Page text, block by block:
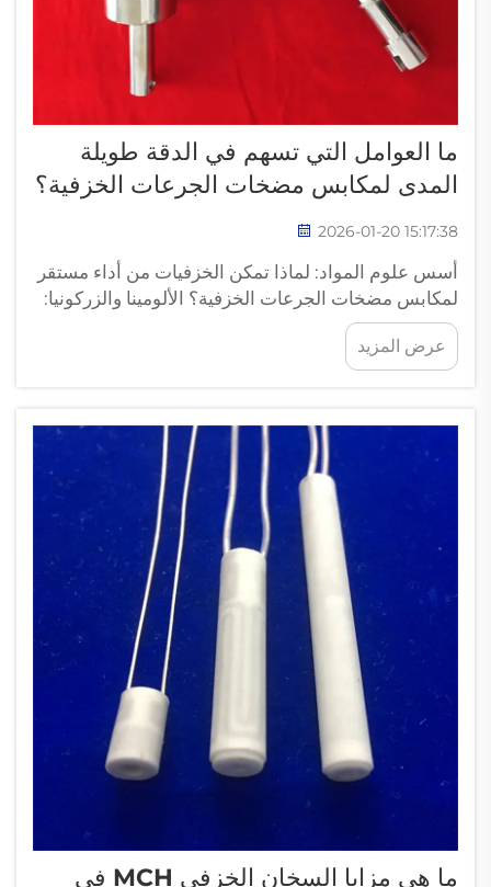
ما العوامل التي تسهم في الدقة طويلة
المدى لمكابس مضخات الجرعات الخزفية؟
2026-01-20 15:17:38
أسس علوم المواد: لماذا تمكن الخزفيات من أداء مستقر
لمكابس مضخات الجرعات الخزفية؟ الألومينا والزركونيا:
الاستقرار الحراري، الكيمياء الخاملة، والصلابة الميكانيكية.
المواد الأساسية لمكابس مضخات الجرعات الخزفية
الدقيقة هي في المقام الأول الألومينا (Al2...
عرض المزيد
ما هي مزايا السخان الخزفي MCH في